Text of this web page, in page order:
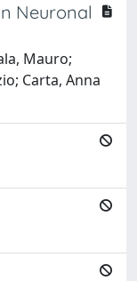
Neuronal
Mauro;
Carta, Anna